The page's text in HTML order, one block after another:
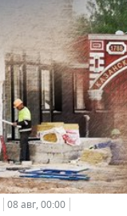
08 авг, 00:00